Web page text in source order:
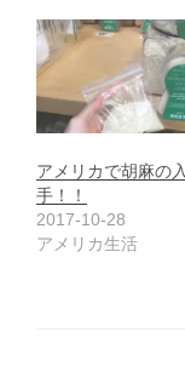
アメリカで胡麻の入
手！！
2017-10-28
アメリカ生活